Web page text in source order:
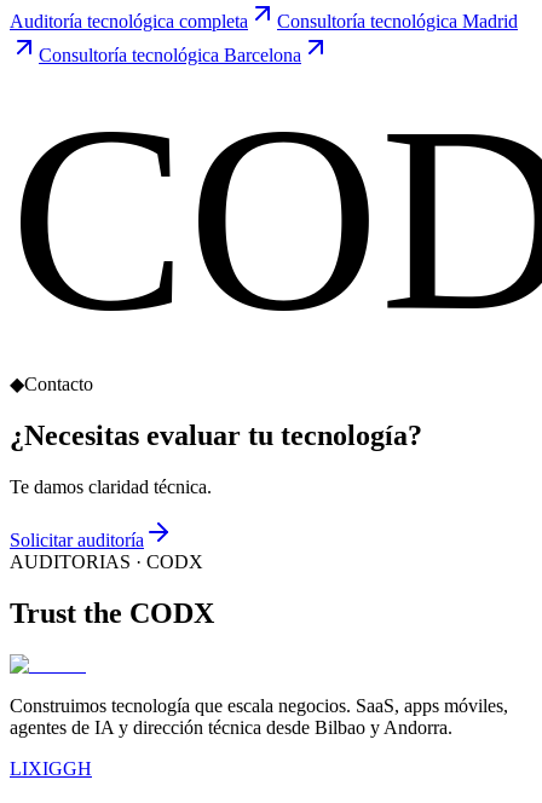
Auditoría tecnológica completa
Consultoría tecnológica Madrid
Consultoría tecnológica Barcelona
◆Contacto
¿Necesitas evaluar tu tecnología?
Te damos claridad técnica.
Solicitar auditoría
AUDITORIAS · CODX
Trust the CODX
Construimos tecnología que escala negocios. SaaS, apps móviles,
agentes de IA y dirección técnica desde Bilbao y Andorra.
LIXIGGH